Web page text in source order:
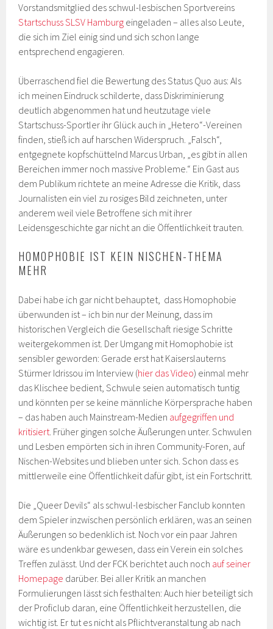
Vorstandsmitglied des schwul-lesbischen Sportvereins
Startschuss SLSV Hamburg eingeladen – alles also Leute,
die sich im Ziel einig sind und sich schon lange
entsprechend engagieren.
Überraschend fiel die Bewertung des Status Quo aus: Als
ich meinen Eindruck schilderte, dass Diskriminierung
deutlich abgenommen hat und heutzutage viele
Startschuss-Sportler ihr Glück auch in „Hetero“-Vereinen
finden, stieß ich auf harschen Widerspruch. „Falsch“,
entgegnete kopfschüttelnd Marcus Urban, „es gibt in allen
Bereichen immer noch massive Probleme.“ Ein Gast aus
dem Publikum richtete an meine Adresse die Kritik, dass
Journalisten ein viel zu rosiges Bild zeichneten, unter
anderem weil viele Betroffene sich mit ihrer
Leidensgeschichte gar nicht an die Öffentlichkeit trauten.
HOMOPHOBIE IST KEIN NISCHEN-THEMA
MEHR
Dabei habe ich gar nicht behauptet, dass Homophobie
überwunden ist – ich bin nur der Meinung, dass im
historischen Vergleich die Gesellschaft riesige Schritte
weitergekommen ist. Der Umgang mit Homophobie ist
sensibler geworden: Gerade erst hat Kaiserslauterns
Stürmer Idrissou im Interview (hier das Video) einmal mehr
das Klischee bedient, Schwule seien automatisch tuntig
und könnten per se keine männliche Körpersprache haben
– das haben auch Mainstream-Medien aufgegriffen und
kritisiert . Früher gingen solche Äußerungen unter. Schwulen
und Lesben empörten sich in ihren Community-Foren, auf
Nischen-Websites und blieben unter sich. Schon dass es
mittlerweile eine Öffentlichkeit dafür gibt, ist ein Fortschritt.
Die „Queer Devils“ als schwul-lesbischer Fanclub konnten
dem Spieler inzwischen persönlich erklären, was an seinen
Äußerungen so bedenklich ist. Noch vor ein paar Jahren
wäre es undenkbar gewesen, dass ein Verein ein solches
Treffen zulässt. Und der FCK berichtet auch noch auf seiner
Homepage darüber. Bei aller Kritik an manchen
Formulierungen lässt sich festhalten: Auch hier beteiligt sich
der Proficlub daran, eine Öffentlichkeit herzustellen, die
wichtig ist. Er tut es nicht als Pflichtveranstaltung ab nach